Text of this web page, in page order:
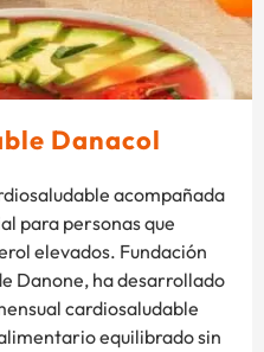
Danacol
acompañada
para personas que
elevados. Fundación
Danone, ha desarrollado
cardiosaludable
equilibrado sin